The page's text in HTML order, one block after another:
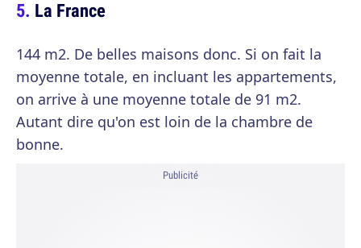
La France
144 m2. De belles maisons donc. Si on fait la
moyenne totale, en incluant les appartements,
on arrive à une moyenne totale de 91 m2.
Autant dire qu'on est loin de la chambre de
bonne.
Publicité